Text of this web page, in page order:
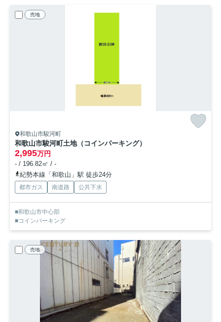
売地
和歌山市駿河町
和歌山市駿河町土地（コインパーキング）
2,995万円
- / 196.82㎡ / -
紀勢本線「和歌山」駅 徒歩24分
都市ガス 南道路 公共下水
■和歌山市中心部
■コインパーキング
売地